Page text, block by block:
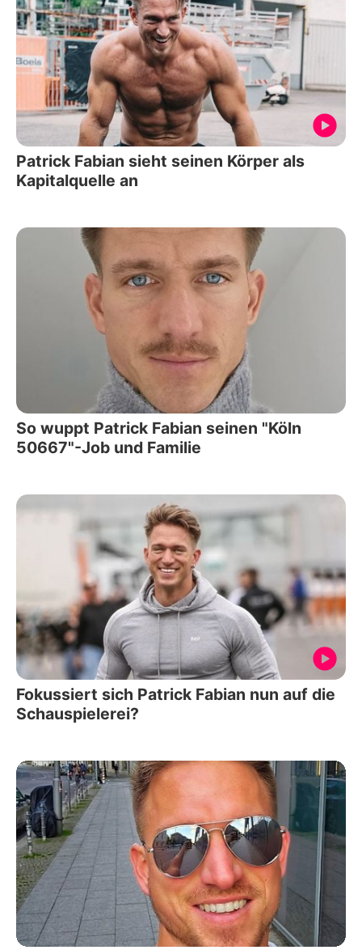
Patrick Fabian sieht seinen Körper als
Kapitalquelle an
So wuppt Patrick Fabian seinen "Köln
50667"-Job und Familie
Fokussiert sich Patrick Fabian nun auf die
Schauspielerei?